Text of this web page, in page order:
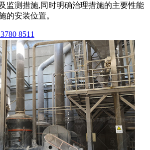
监测措施,同时明确治理措施的主要性能
的安装位置。
8511